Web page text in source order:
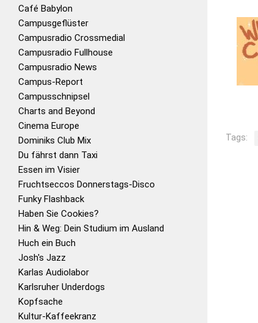
Tags:
Café Babylon
Campusgeflüster
Campusradio Crossmedial
Campusradio Fullhouse
Campusradio News
Campus-Report
Campusschnipsel
Charts and Beyond
Cinema Europe
Dominiks Club Mix
Du fährst dann Taxi
Essen im Visier
Fruchtseccos Donnerstags-Disco
Funky Flashback
Haben Sie Cookies?
Hin & Weg: Dein Studium im Ausland
Huch ein Buch
Josh's Jazz
Karlas Audiolabor
Karlsruher Underdogs
Kopfsache
Kultur-Kaffeekranz